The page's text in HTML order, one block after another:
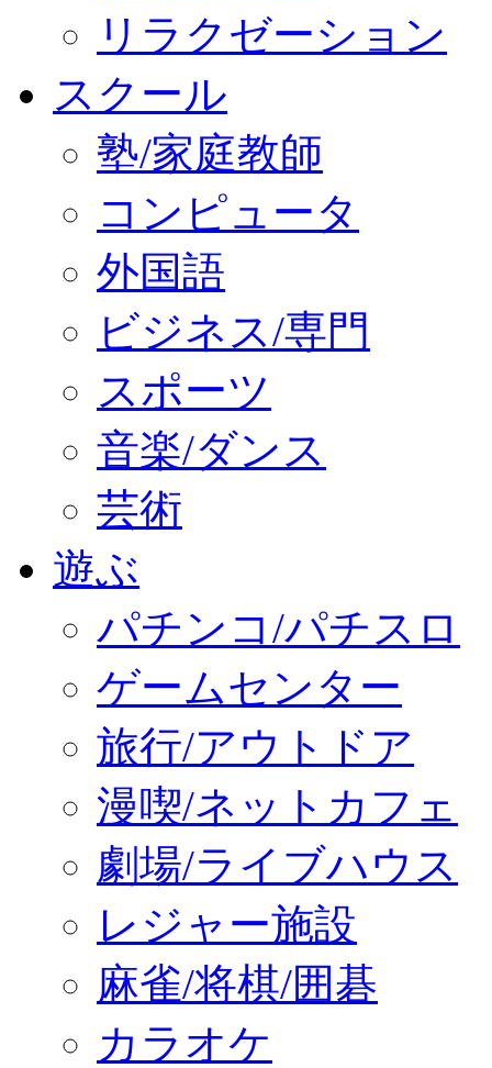
リラクゼーション
スクール
塾/家庭教師
コンピュータ
外国語
ビジネス/専門
スポーツ
音楽/ダンス
芸術
遊ぶ
パチンコ/パチスロ
ゲームセンター
旅行/アウトドア
漫喫/ネットカフェ
劇場/ライブハウス
レジャー施設
麻雀/将棋/囲碁
カラオケ